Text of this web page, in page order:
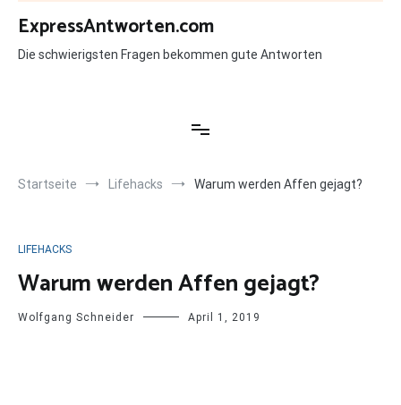
Zum
Inhalt
springen
ExpressAntworten.com
Die schwierigsten Fragen bekommen gute Antworten
Startseite Lifehacks Warum werden Affen gejagt?
LIFEHACKS
Warum werden Affen gejagt?
Wolfgang Schneider April 1, 2019